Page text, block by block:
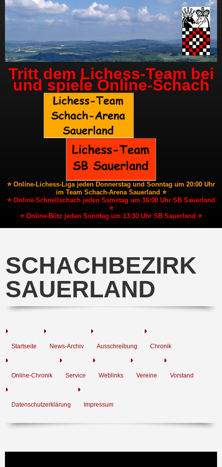
Tritt dem Lichess-Team bei
und spiele Online-Schach
⭐ Online-Lichess-Liga jeden Donnerstag und Sonntag um 20:00 Uhr
im Team Schach-Arena Sauerland ⭐
⭐ Online-Schnellschach jeden Samstag um 16:00 Uhr SB Sauerland
⭐
⭐ Online-Blitz jeden Sonntag um 13:30 Uhr SB Sauerland ⭐
SCHACHBEZIRK
SAUERLAND
Startseite News-Archiv Ausschreibung Chronik
Online-Chronik Service Weblinks Vereine Vorstand
Datenschutzerklärung Impressum